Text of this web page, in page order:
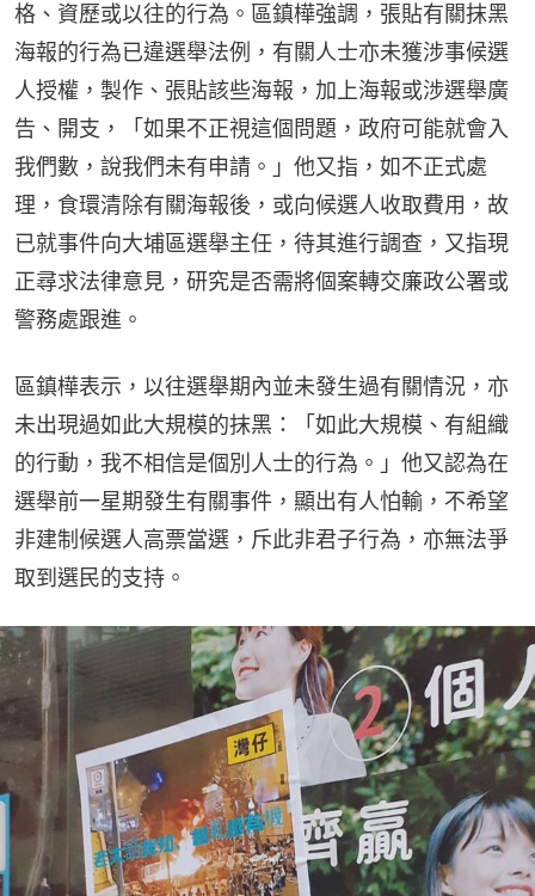
格、資歷或以往的行為。區鎮樺強調，張貼有關抹黑
海報的行為已違選舉法例，有關人士亦未獲涉事候選
人授權，製作、張貼該些海報，加上海報或涉選舉廣
告、開支，「如果不正視這個問題，政府可能就會入
我們數，說我們未有申請。」他又指，如不正式處
理，食環清除有關海報後，或向候選人收取費用，故
已就事件向大埔區選舉主任，待其進行調查，又指現
正尋求法律意見，研究是否需將個案轉交廉政公署或
警務處跟進。
區鎮樺表示，以往選舉期內並未發生過有關情況，亦
未出現過如此大規模的抹黑：「如此大規模、有組織
的行動，我不相信是個別人士的行為。」他又認為在
選舉前一星期發生有關事件，顯出有人怕輸，不希望
非建制候選人高票當選，斥此非君子行為，亦無法爭
取到選民的支持。